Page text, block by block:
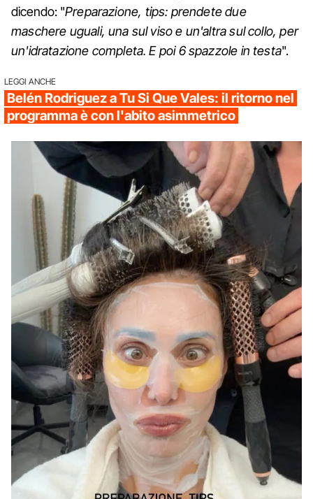
dicendo: "Preparazione, tips: prendete due
maschere uguali, una sul viso e un'altra sul collo, per
un'idratazione completa. E poi 6 spazzole in testa".
LEGGI ANCHE
Belén Rodriguez a Tu Si Que Vales: il ritorno nel
programma è con l'abito asimmetrico